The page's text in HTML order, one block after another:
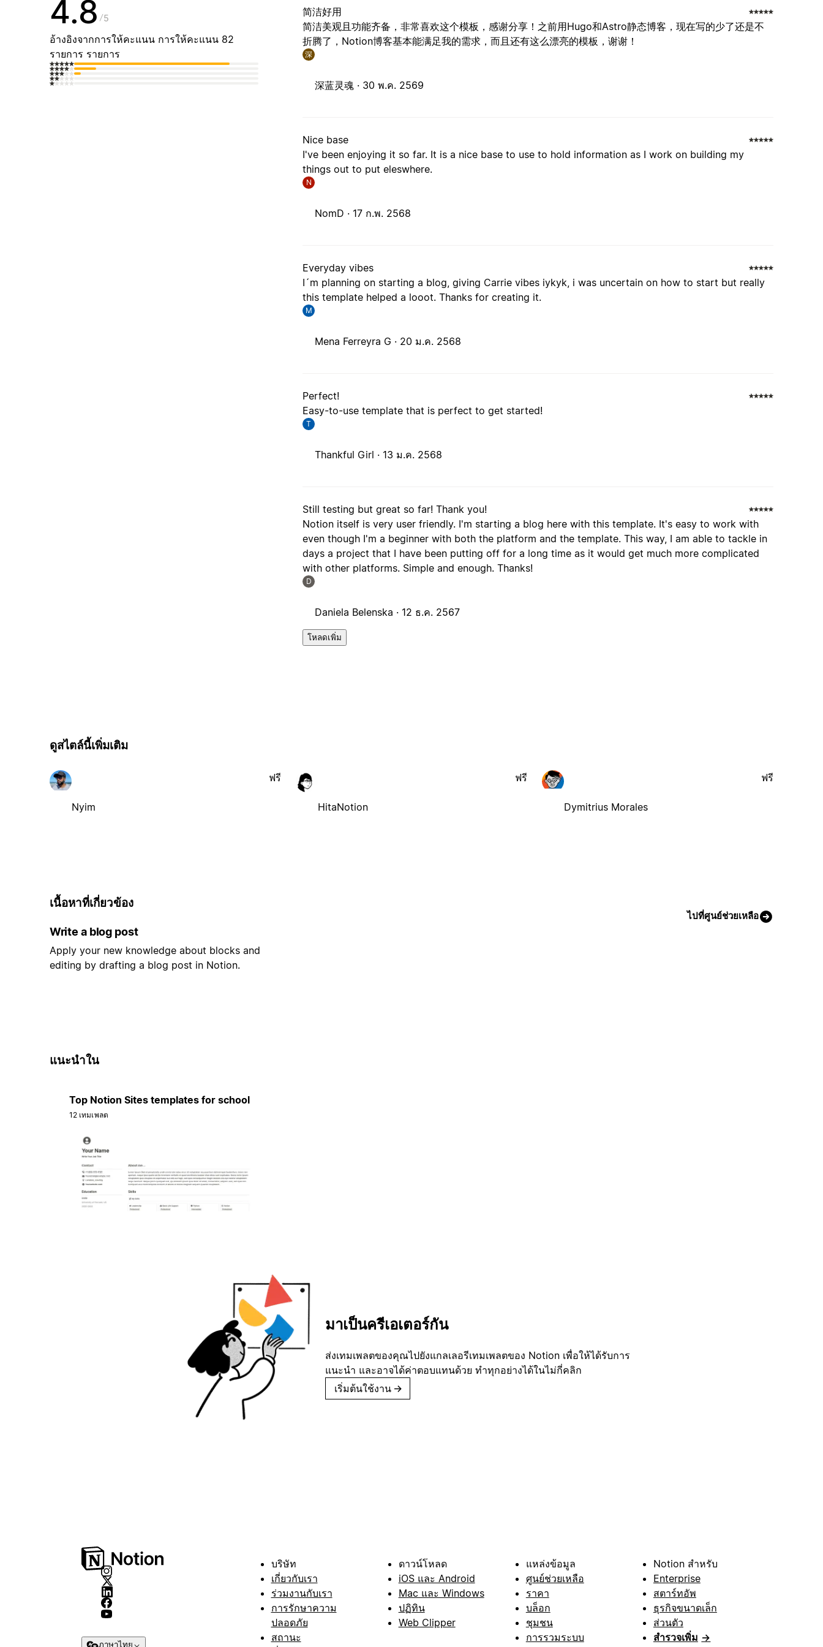
4.8 5
อ้างอิงจากการให้คะแนน การให้คะแนน 82
รายการ รายการ
简洁好用
简洁美观且功能齐备，非常喜欢这个模板，感谢分享！之前用Hugo和Astro静态博客，现在写的少了还是不
折腾了，Notion博客基本能满足我的需求，而且还有这么漂亮的模板，谢谢！
深
深蓝灵魂 · 30 พ.ค. 2569
Nice base
I've been enjoying it so far. It is a nice base to use to hold information as I work on building my
things out to put eleswhere.
N
NomD · 17 ก.พ. 2568
Everyday vibes
I´m planning on starting a blog, giving Carrie vibes iykyk, i was uncertain on how to start but really
this template helped a looot. Thanks for creating it.
M
Mena Ferreyra G · 20 ม.ค. 2568
Perfect!
Easy-to-use template that is perfect to get started!
T
Thankful Girl · 13 ม.ค. 2568
Still testing but great so far! Thank you!
Notion itself is very user friendly. I'm starting a blog here with this template. It's easy to work with
even though I'm a beginner with both the platform and the template. This way, I am able to tackle in
days a project that I have been putting off for a long time as it would get much more complicated
with other platforms. Simple and enough. Thanks!
D
Daniela Belenska · 12 ธ.ค. 2567
โหลดเพิ่ม
ดูสไตล์นี้เพิ่มเติม
Nyim
ฟรี
HitaNotion
ฟรี
Dymitrius Morales
ฟรี
เนื้อหาที่เกี่ยวข้อง
ไปที่ศูนย์ช่วยเหลือ
Write a blog post
Apply your new knowledge about blocks and
editing by drafting a blog post in Notion.
แนะนำใน
Top Notion Sites templates for school
12 เทมเพลต
มาเป็นครีเอเตอร์กัน
ส่งเทมเพลตของคุณไปยังแกลเลอรีเทมเพลตของ Notion เพื่อให้ได้รับการ
แนะนำ และอาจได้ค่าตอบแทนด้วย ทำทุกอย่างได้ในไม่กี่คลิก
เริ่มต้นใช้งาน →
ภาษาไทย
บริษัท
เกี่ยวกับเรา
ร่วมงานกับเรา
การรักษาความ
ปลอดภัย
สถานะ
ดาวน์โหลด
iOS และ Android
Mac และ Windows
ปฏิทิน
Web Clipper
แหล่งข้อมูล
ศูนย์ช่วยเหลือ
ราคา
บล็อก
ชุมชน
การรวมระบบ
Notion สำหรับ
Enterprise
สตาร์ทอัพ
ธุรกิจขนาดเล็ก
ส่วนตัว
สำรวจเพิ่ม →